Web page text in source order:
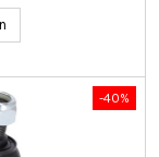
-40%